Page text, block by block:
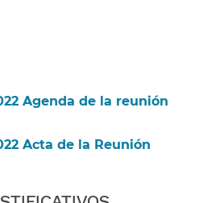
Agenda de la reunión
Acta de la Reunión